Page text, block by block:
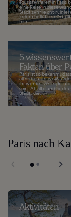
Touristenfallen in Paris
eine Reise in diese
Stadt sehr leicht
jedem beliebten Ort
hier...
5
Fakten über
Paris ist so bekannt,
alles darüber weiß.
ihr werdet vielleicht
sein. Als alte und
Stadt, die...
Paris nach
Aktivitäten